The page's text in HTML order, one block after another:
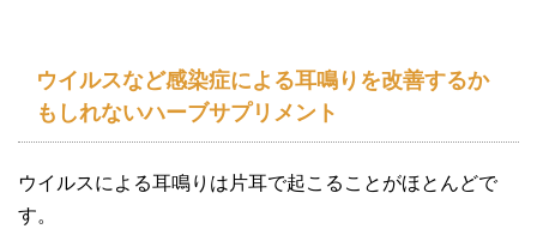
ウイルスなど感染症による耳鳴りを改善するか
もしれないハーブサプリメント
ウイルスによる耳鳴りは片耳で起こることがほとんどで
す。